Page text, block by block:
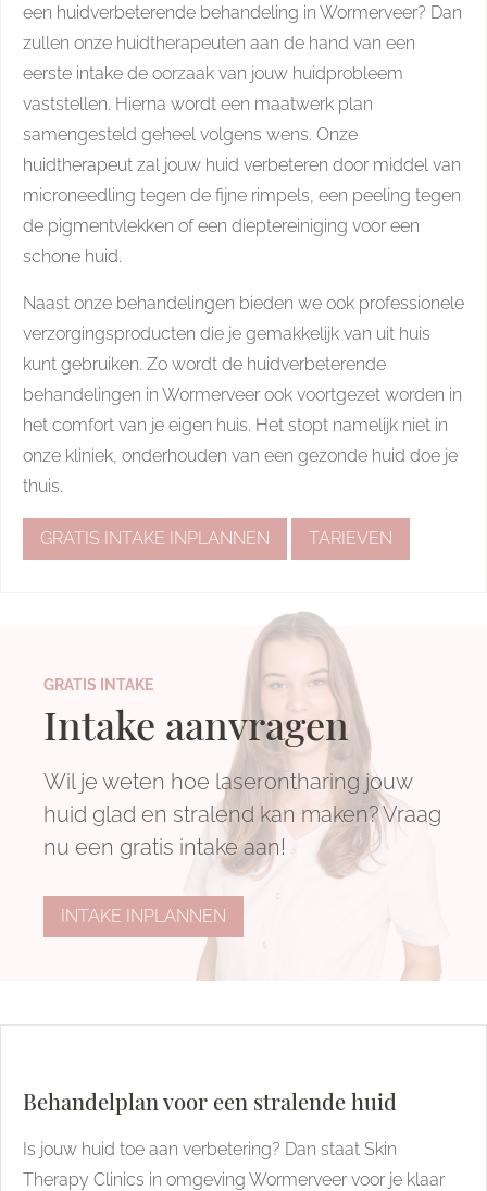
een huidverbeterende behandeling in Wormerveer? Dan
zullen onze huidtherapeuten aan de hand van een
eerste intake de oorzaak van jouw huidprobleem
vaststellen. Hierna wordt een maatwerk plan
samengesteld geheel volgens wens. Onze
huidtherapeut zal jouw huid verbeteren door middel van
microneedling tegen de fijne rimpels, een peeling tegen
de pigmentvlekken of een dieptereiniging voor een
schone huid.
Naast onze behandelingen bieden we ook professionele
verzorgingsproducten die je gemakkelijk van uit huis
kunt gebruiken. Zo wordt de huidverbeterende
behandelingen in Wormerveer ook voortgezet worden in
het comfort van je eigen huis. Het stopt namelijk niet in
onze kliniek, onderhouden van een gezonde huid doe je
thuis.
GRATIS INTAKE INPLANNEN TARIEVEN
GRATIS INTAKE
Intake aanvragen
Wil je weten hoe laserontharing jouw
huid glad en stralend kan maken? Vraag
nu een gratis intake aan!
INTAKE INPLANNEN
Behandelplan voor een stralende huid
Is jouw huid toe aan verbetering? Dan staat Skin
Therapy Clinics in omgeving Wormerveer voor je klaar